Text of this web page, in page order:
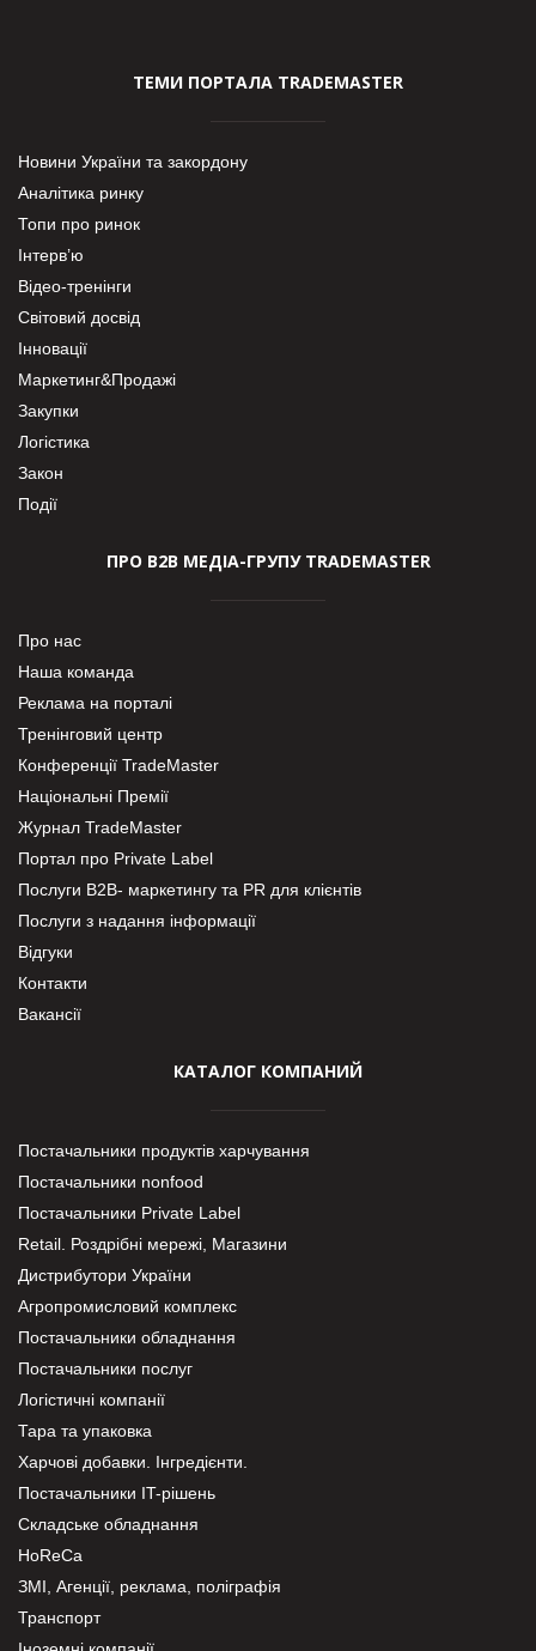
ТЕМИ ПОРТАЛА TRADEMASTER
Новини України та закордону
Аналітика ринку
Топи про ринок
Інтерв’ю
Відео-тренінги
Світовий досвід
Інновації
Маркетинг&Продажі
Закупки
Логістика
Закон
Події
ПРО В2В МЕДІА-ГРУПУ TRADEMASTER
Про нас
Наша команда
Реклама на порталі
Тренінговий центр
Конференції TradeMaster
Національні Премії
Журнал TradeMaster
Портал про Private Label
Послуги В2В- маркетингу та PR для клієнтів
Послуги з надання інформації
Відгуки
Контакти
Вакансії
КАТАЛОГ КОМПАНИЙ
Постачальники продуктів харчування
Постачальники nonfood
Постачальники Private Label
Retail. Роздрібні мережі, Магазини
Дистрибутори України
Агропромисловий комплекс
Постачальники обладнання
Постачальники послуг
Логістичні компанії
Тара та упаковка
Харчові добавки. Інгредієнти.
Постачальники IT-рішень
Складське обладнання
HoReCa
ЗМІ, Агенції, реклама, поліграфія
Транспорт